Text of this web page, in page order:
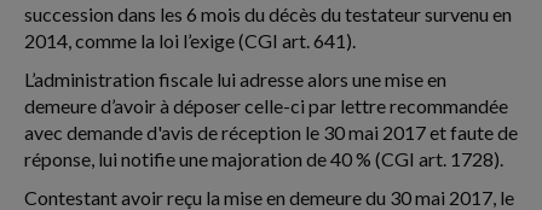
succession dans les 6 mois du décès du testateur survenu en
2014, comme la loi l’exige (CGI art. 641).
L’administration fiscale lui adresse alors une mise en
demeure d’avoir à déposer celle-ci par lettre recommandée
avec demande d'avis de réception le 30 mai 2017 et faute de
réponse, lui notifie une majoration de 40 % (CGI art. 1728).
Contestant avoir reçu la mise en demeure du 30 mai 2017, le